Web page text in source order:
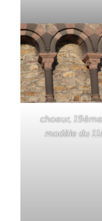
choeur,
modèle du